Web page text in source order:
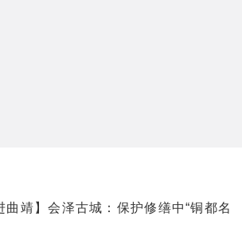
曲靖】会泽古城：保护修缮中“铜都名